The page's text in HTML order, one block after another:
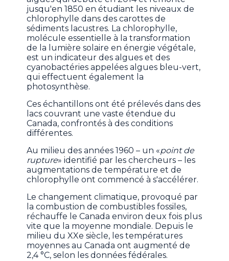
jusqu'en 1850 en étudiant les niveaux de
chlorophylle dans des carottes de
sédiments lacustres. La chlorophylle,
molécule essentielle à la transformation
de la lumière solaire en énergie végétale,
est un indicateur des algues et des
cyanobactéries appelées algues bleu-vert,
qui effectuent également la
photosynthèse.
Ces échantillons ont été prélevés dans des
lacs couvrant une vaste étendue du
Canada, confrontés à des conditions
différentes.
Au milieu des années 1960 – un «point de
rupture» identifié par les chercheurs – les
augmentations de température et de
chlorophylle ont commencé à s'accélérer.
Le changement climatique, provoqué par
la combustion de combustibles fossiles,
réchauffe le Canada environ deux fois plus
vite que la moyenne mondiale. Depuis le
milieu du XXe siècle, les températures
moyennes au Canada ont augmenté de
2,4 °C, selon les données fédérales.